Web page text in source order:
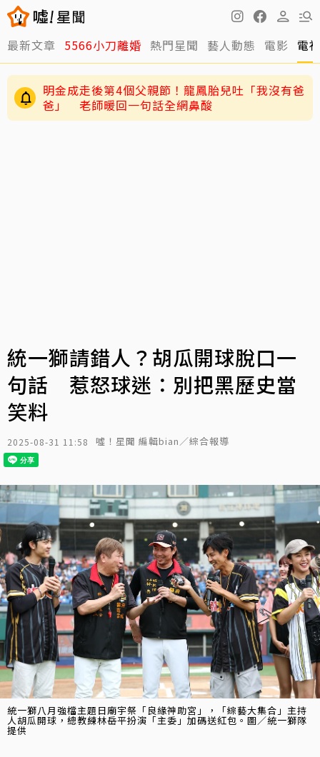
最新文章 5566小刀離婚 熱門星聞 藝人動態 電影 電
小刀驚爆豪門婚變！與台玻千金12年婚姻傳已畫
句點 離婚原因曝光
明金成走後第4個父親節！龍鳳胎兒吐「我沒有爸
爸」 老師暖回一句話全網鼻酸
統一獅請錯人？胡瓜開球脫口一
句話 惹怒球迷：別把黑歷史當
笑料
2025-08-31 11:58 噓！星聞 編輯bian／綜合報導
統一獅八月強檔主題日廟宇祭「良緣神助宮」，「綜藝大集合」主持
人胡瓜開球，總教練林岳平扮演「主委」加碼送紅包。圖／統一獅隊
提供